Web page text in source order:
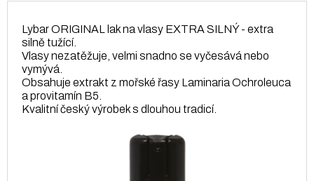
Lybar ORIGINAL lak na vlasy EXTRA SILNÝ - extra
silně tužící.
Vlasy nezatěžuje, velmi snadno se vyčesává nebo
vymývá.
Obsahuje extrakt z mořské řasy Laminaria Ochroleuca
a provitamín B5.
Kvalitní český výrobek s dlouhou tradicí.